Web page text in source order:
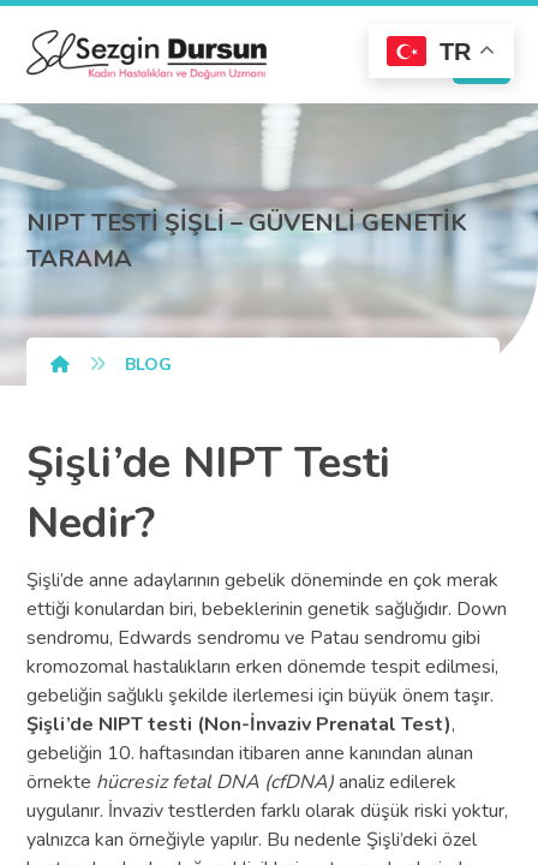
NIPT TESTİ ŞİŞLİ – GÜVENLİ GENETİK
TARAMA
BLOG
Şişli’de NIPT Testi
Nedir?
Şişli’de anne adaylarının gebelik döneminde en çok merak
ettiği konulardan biri, bebeklerinin genetik sağlığıdır. Down
sendromu, Edwards sendromu ve Patau sendromu gibi
kromozomal hastalıkların erken dönemde tespit edilmesi,
gebeliğin sağlıklı şekilde ilerlemesi için büyük önem taşır.
Şişli’de NIPT testi (Non-İnvaziv Prenatal Test),
gebeliğin 10. haftasından itibaren anne kanından alınan
örnekte hücresiz fetal DNA (cfDNA)analiz edilerek
uygulanır. İnvaziv testlerden farklı olarak düşük riski yoktur,
yalnızca kan örneğiyle yapılır. Bu nedenle Şişli’deki özel
TR